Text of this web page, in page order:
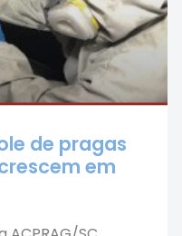
de pragas
em